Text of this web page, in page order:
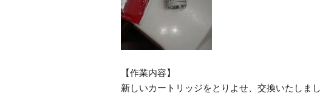
【作業内容】
新しいカートリッジをとりよせ、交換いたしまし